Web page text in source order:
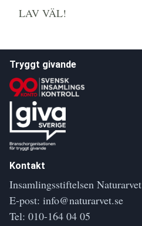
LAV VÄL!
Tryggt givande
Kontakt
Insamlingsstiftelsen Naturarvet
E-post: info@naturarvet.se
Tel: 010-164 04 05